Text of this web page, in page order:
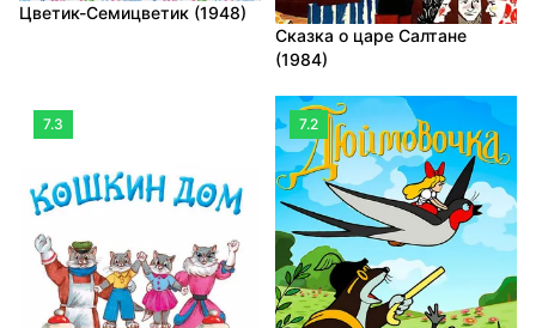
Цветик-Семицветик (1948)
Сказка о царе Салтане
(1984)
7.3 7.2